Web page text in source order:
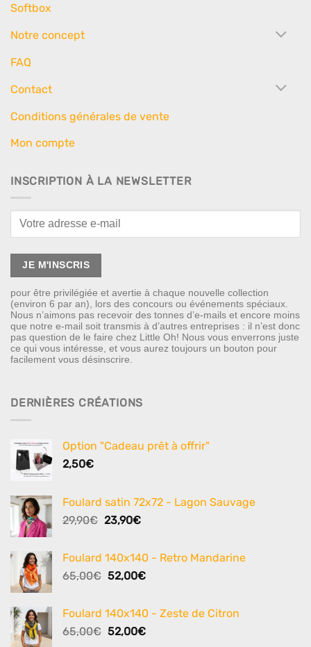
Softbox
Notre concept
FAQ
Contact
Conditions générales de vente
Mon compte
INSCRIPTION À LA NEWSLETTER
pour être privilégiée et avertie à chaque nouvelle collection
(environ 6 par an), lors des concours ou événements spéciaux.
Nous n’aimons pas recevoir des tonnes d’e-mails et encore moins
que notre e-mail soit transmis à d’autres entreprises : il n’est donc
pas question de le faire chez Little Oh! Nous vous enverrons juste
ce qui vous intéresse, et vous aurez toujours un bouton pour
facilement vous désinscrire.
DERNIÈRES CRÉATIONS
Option "Cadeau prêt à offrir"
2,50€
Foulard satin 72x72 - Lagon Sauvage
29,90€ Le
était :
29,90€.
23,90€Le
est :
23,90€.
Foulard 140x140 - Retro Mandarine
65,00€ Le
était :
65,00€.
52,00€Le
est :
52,00€.
Foulard 140x140 - Zeste de Citron
65,00€ Le
52,00€Le